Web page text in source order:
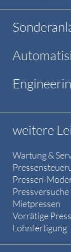
weitere
Wartung &
Pressen-
Pressversuche
Mietpressen
Vorrätige
Lohnfertigung